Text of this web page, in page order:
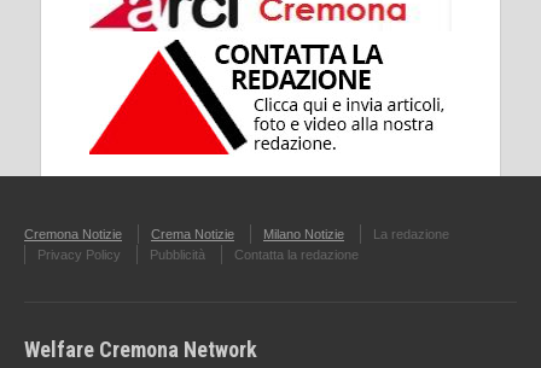
Cremona Notizie Crema Notizie Milano Notizie
La redazione
Privacy Policy
Pubblicità Contatta la redazione
Welfare Cremona Network